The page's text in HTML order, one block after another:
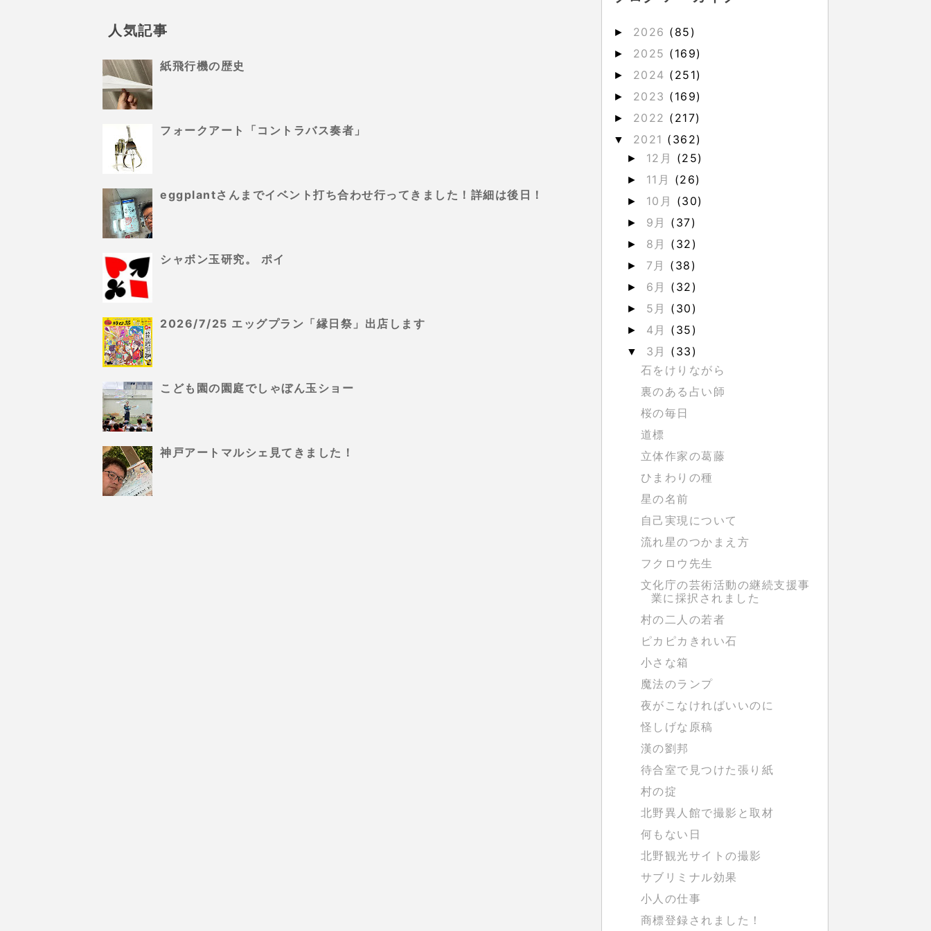
人気記事
紙飛行機の歴史
フォークアート「コントラバス奏者」
eggplantさんまでイベント打ち合わせ行ってきました！詳細は後日！
シャボン玉研究。 ポイ
2026/7/25 エッグプラン「縁日祭」出店します
こども園の園庭でしゃぼん玉ショー
神戸アートマルシェ見てきました！
► 2026 (85)
► 2025 (169)
► 2024 (251)
► 2023 (169)
► 2022 (217)
▼ 2021 (362)
► 12月 (25)
► 11月 (26)
► 10月 (30)
► 9月 (37)
► 8月 (32)
► 7月 (38)
► 6月 (32)
► 5月 (30)
► 4月 (35)
▼ 3月 (33)
石をけりながら
裏のある占い師
桜の毎日
道標
立体作家の葛藤
ひまわりの種
星の名前
自己実現について
流れ星のつかまえ方
フクロウ先生
文化庁の芸術活動の継続支援事
業に採択されました
村の二人の若者
ピカピカきれい石
小さな箱
魔法のランプ
夜がこなければいいのに
怪しげな原稿
漢の劉邦
待合室で見つけた張り紙
村の掟
北野異人館で撮影と取材
何もない日
北野観光サイトの撮影
サブリミナル効果
小人の仕事
商標登録されました！